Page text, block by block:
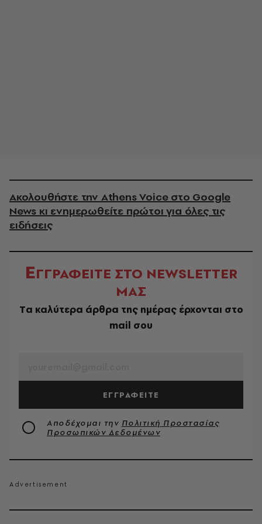
Ακολουθήστε την Athens Voice στο Google
News κι ενημερωθείτε πρώτοι για όλες τις
ειδήσεις
ΕΓΓΡΑΦΕΙΤΕ ΣΤΟ NEWSLETTER
ΜΑΣ
Tα καλύτερα άρθρα της ημέρας έρχονται στο
mail σου
ΕΓΓΡΑΦΕΙΤΕ
Αποδέχομαι την Πολιτική Προστασίας
Προσωπικών Δεδομένων